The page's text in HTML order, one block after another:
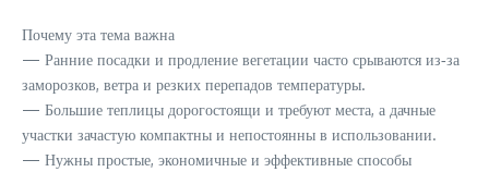
Почему эта тема важна
— Ранние посадки и продление вегетации часто срываются из‑за
заморозков, ветра и резких перепадов температуры.
— Большие теплицы дорогостоящи и требуют места, а дачные
участки зачастую компактны и непостоянны в использовании.
— Нужны простые, экономичные и эффективные способы